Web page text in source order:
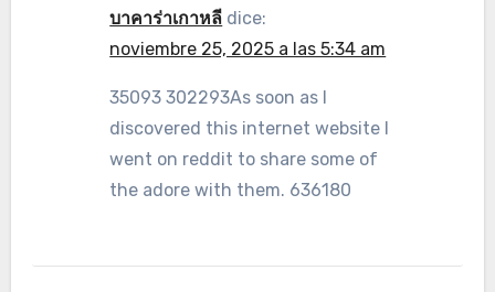
บาคาร่าเกาหลี dice:
noviembre 25, 2025 a las 5:34 am
35093 302293As soon as I
discovered this internet website I
went on reddit to share some of
the adore with them. 636180